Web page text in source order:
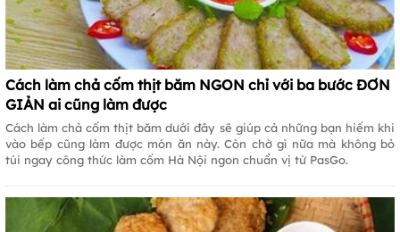
Cách làm chả cốm thịt băm NGON chỉ với ba bước ĐƠN
GIẢN ai cũng làm được
Cách làm chả cốm thịt băm dưới đây sẽ giúp cả những bạn hiếm khi
vào bếp cũng làm được món ăn này. Còn chờ gì nữa mà không bỏ
túi ngay công thức làm cốm Hà Nội ngon chuẩn vị từ PasGo.